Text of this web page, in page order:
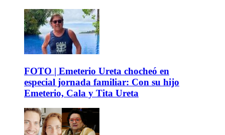
FOTO | Emeterio Ureta chocheó en
especial jornada familiar: Con su hijo
Emeterio, Cala y Tita Ureta